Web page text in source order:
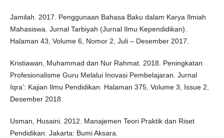
Jamilah. 2017. Penggunaan Bahasa Baku dalam Karya Ilmiah
Mahasiswa. Jurnal Tarbiyah (Jurnal Ilmu Kependidikan).
Halaman 43, Volume 6, Nomor 2, Juli – Desember 2017.
Kristiawan, Muhammad dan Nur Rahmat. 2018. Peningkatan
Profesionalisme Guru Melalui Inovasi Pembelajaran. Jurnal
Iqra’: Kajian Ilmu Pendidikan. Halaman 375, Volume 3, Issue 2,
Desember 2018.
Usman, Husaini. 2012. Manajemen Teori Praktik dan Riset
Pendidikan. Jakarta: Bumi Aksara.